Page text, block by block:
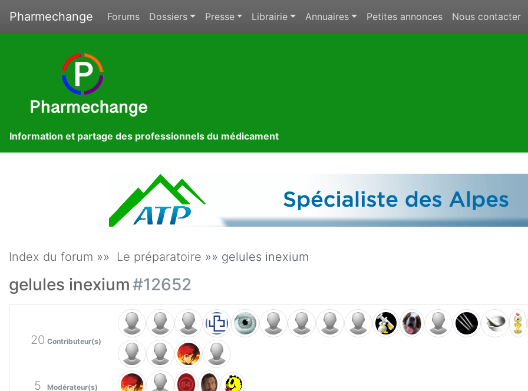
Pharmechange Forums Dossiers Presse Librairie Annuaires Petites annonces Nous contacter
Information et partage des professionnels du médicament
Index du forum »» Le préparatoire »» gelules inexium
gelules inexium#12652
20 Contributeur(s)
5 Modérateur(s)